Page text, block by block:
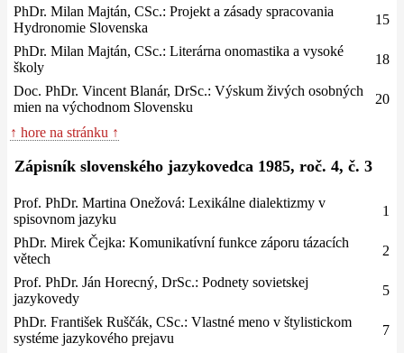
PhDr. Milan Majtán, CSc.: Projekt a zásady spracovania
Hydronomie Slovenska
15
PhDr. Milan Majtán, CSc.: Literárna onomastika a vysoké
školy
18
Doc. PhDr. Vincent Blanár, DrSc.: Výskum živých osobných
mien na východnom Slovensku
20
↑ hore na stránku ↑
Zápisník slovenského jazykovedca 1985, roč. 4, č. 3
Prof. PhDr. Martina Onežová: Lexikálne dialektizmy v
spisovnom jazyku
1
PhDr. Mirek Čejka: Komunikatívní funkce záporu tázacích
větech
2
Prof. PhDr. Ján Horecný, DrSc.: Podnety sovietskej
jazykovedy
5
PhDr. František Ruščák, CSc.: Vlastné meno v štylistickom
systéme jazykového prejavu
7